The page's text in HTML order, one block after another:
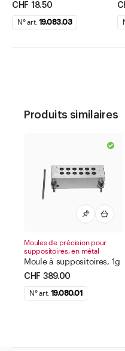
CHF 18.50
N° art. 19.083.03
Produits similaires
Moules de précision pour
suppositoires, en métal
Moule à suppositoires, 1g
CHF 389.00
N° art. 19.080.01